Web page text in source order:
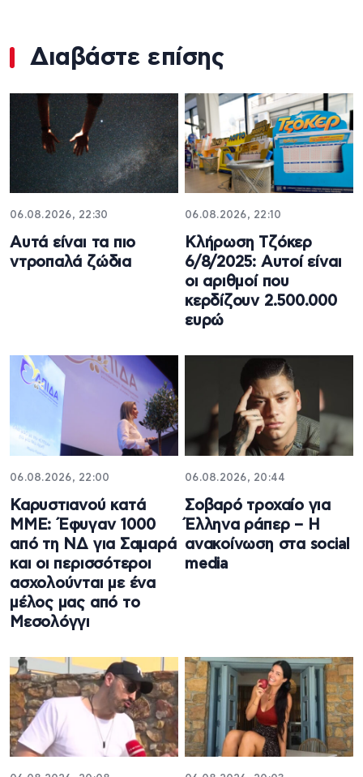
Διαβάστε επίσης
06.08.2026, 22:30
Αυτά είναι τα πιο
ντροπαλά ζώδια
06.08.2026, 22:10
Κλήρωση Τζόκερ
6/8/2025: Αυτοί είναι
οι αριθμοί που
κερδίζουν 2.500.000
ευρώ
06.08.2026, 22:00
Καρυστιανού κατά
ΜΜΕ: Έφυγαν 1000
από τη ΝΔ για Σαμαρά
και οι περισσότεροι
ασχολούνται με ένα
μέλος μας από το
Μεσολόγγι
06.08.2026, 20:44
Σοβαρό τροχαίο για
Έλληνα ράπερ – Η
ανακοίνωση στα social
media